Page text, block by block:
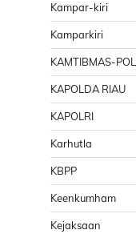
Kampar-kiri
Kamparkiri
KAMTIBMAS-
KAPOLDA RIAU
KAPOLRI
Karhutla
KBPP
Keenkumham
Kejaksaan